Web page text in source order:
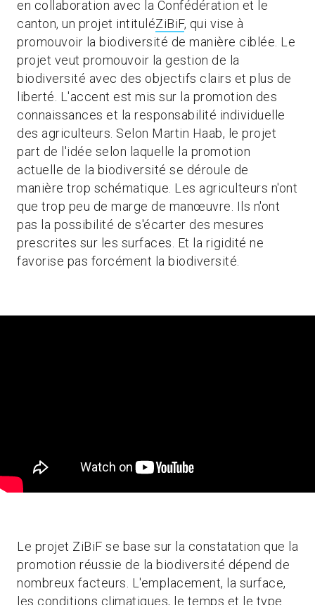
en collaboration avec la Confédération et le
canton, un projet intituléZiBiF, qui vise à
promouvoir la biodiversité de manière ciblée. Le
projet veut promouvoir la gestion de la
biodiversité avec des objectifs clairs et plus de
liberté. L'accent est mis sur la promotion des
connaissances et la responsabilité individuelle
des agriculteurs. Selon Martin Haab, le projet
part de l'idée selon laquelle la promotion
actuelle de la biodiversité se déroule de
manière trop schématique. Les agriculteurs n'ont
que trop peu de marge de manœuvre. Ils n'ont
pas la possibilité de s'écarter des mesures
prescrites sur les surfaces. Et la rigidité ne
favorise pas forcément la biodiversité.
Le projet ZiBiF se base sur la constatation que la
promotion réussie de la biodiversité dépend de
nombreux facteurs. L'emplacement, la surface,
les conditions climatiques, le temps et le type